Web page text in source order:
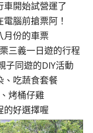
開始試營運了
腦前搶票阿！
月份的車票
三義一日遊的行程
子同遊的DIY活動
、吃蔬食套餐
烤桶仔雞
的好選擇喔